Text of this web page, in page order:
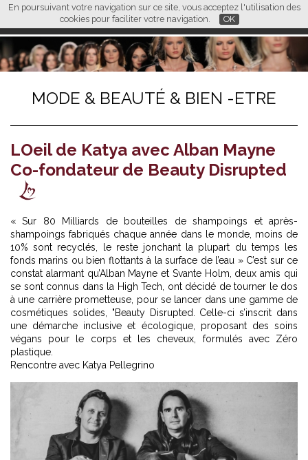
En poursuivant votre navigation sur ce site, vous acceptez l'utilisation des
cookies pour faciliter votre navigation.
OK
FR EN CN
L M
MODE & BEAUTÉ & BIEN -ETRE
LOeil de Katya avec Alban Mayne
Co-fondateur de Beauty Disrupted
« Sur 80 Milliards de bouteilles de shampoings et après-
shampoings fabriqués chaque année dans le monde, moins de
10% sont recyclés, le reste jonchant la plupart du temps les
fonds marins ou bien flottants à la surface de l’eau » C’est sur ce
constat alarmant qu’Alban Mayne et Svante Holm, deux amis qui
se sont connus dans la High Tech, ont décidé de tourner le dos
à une carrière prometteuse, pour se lancer dans une gamme de
cosmétiques solides, "Beauty Disrupted. Celle-ci s’inscrit dans
une démarche inclusive et écologique, proposant des soins
végans pour le corps et les cheveux, formulés avec Zéro
plastique.
Rencontre avec Katya Pellegrino